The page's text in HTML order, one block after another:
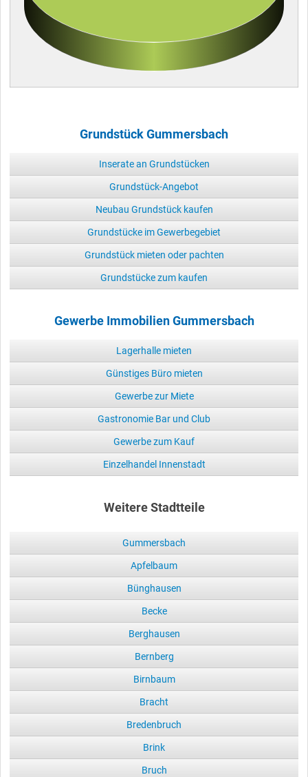
Grundstück Gummersbach
Inserate an Grundstücken
Grundstück-Angebot
Neubau Grundstück kaufen
Grundstücke im Gewerbegebiet
Grundstück mieten oder pachten
Grundstücke zum kaufen
Gewerbe Immobilien Gummersbach
Lagerhalle mieten
Günstiges Büro mieten
Gewerbe zur Miete
Gastronomie Bar und Club
Gewerbe zum Kauf
Einzelhandel Innenstadt
Weitere Stadtteile
Gummersbach
Apfelbaum
Bünghausen
Becke
Berghausen
Bernberg
Birnbaum
Bracht
Bredenbruch
Brink
Bruch